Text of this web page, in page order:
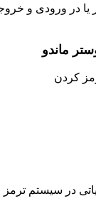
یا در ورودی و
ماندو
کردن
در سیستم